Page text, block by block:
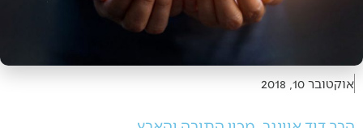
אוקטובר 10, 2018